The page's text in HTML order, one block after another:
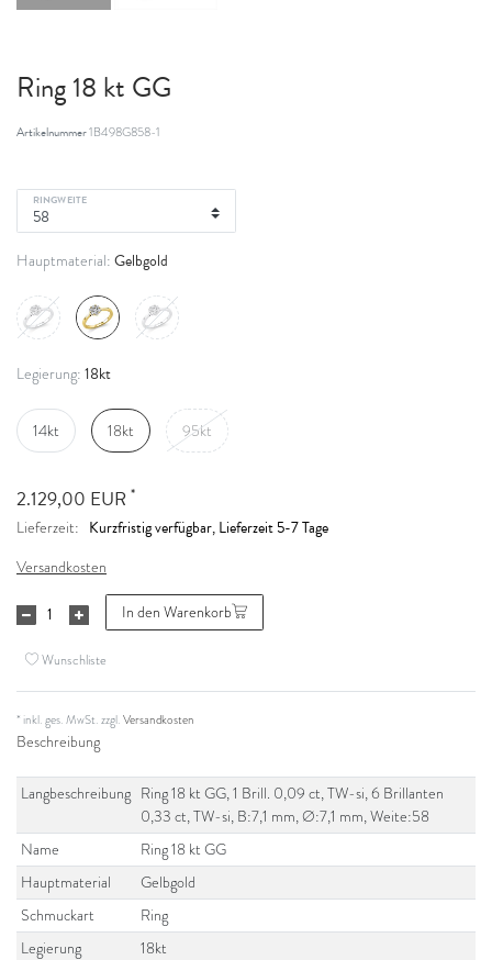
Ring 18 kt GG
Artikelnummer1B498G858-1
RINGWEITE
Hauptmaterial: Gelbgold
Legierung: 18kt
14kt 18kt 95kt
2.129,00 EUR *
Lieferzeit: Kurzfristig verfügbar, Lieferzeit 5-7 Tage
Versandkosten
In den Warenkorb
Wunschliste
* inkl. ges. MwSt. zzgl.Versandkosten
Beschreibung
Langbeschreibung Ring 18 kt GG, 1 Brill. 0,09 ct, TW-si, 6 Brillanten
0,33 ct, TW-si, B:7,1 mm, Ø:7,1 mm, Weite:58
Name
Ring 18 kt GG
Hauptmaterial
Gelbgold
Schmuckart
Ring
Legierung
18kt